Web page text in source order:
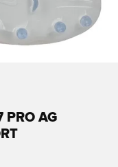
PRO AG